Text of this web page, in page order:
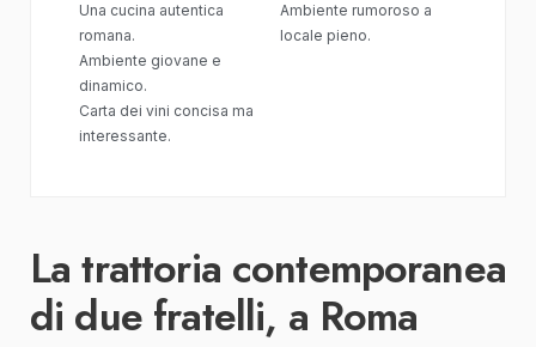
Una cucina autentica
romana.
Ambiente giovane e
dinamico.
Carta dei vini concisa ma
interessante.
Ambiente rumoroso a
locale pieno.
La trattoria contemporanea
di due fratelli, a Roma